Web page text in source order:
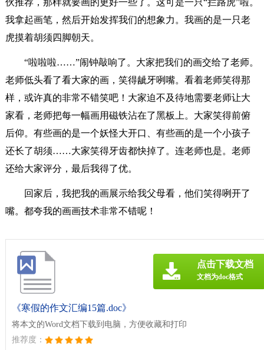
伙推荐，那样就要画的更好一些了。这可是一只“拦路虎”啦。
我拿起画笔，然后开始发挥我们的想象力。我画的是一只老
虎摸着胡须四脚朝天。
“啦啦啦……”闹钟敲响了。大家把我们的画交给了老师。
老师低头看了看大家的画，笑得龇牙咧嘴。看着老师笑得那
样，或许真的非常不错笑吧！大家迫不及待地需要老师让大
家看，老师把每一幅画用磁铁沾在了黑板上。大家笑得前俯
后仰。有些画的是一个妖怪大开口、有些画的是一个小孩子
还长了胡须……大家笑得牙齿都快掉了。连老师也是。老师
还给大家评分，最后我得了优。
回家后，我把我的画展示给我父母看，他们笑得咧开了
嘴。都夸我的画画技术非常不错呢！
《寒假的作文汇编15篇.doc》
将本文的Word文档下载到电脑，方便收藏和打印
推荐度：
点击下载文档
文档为doc格式